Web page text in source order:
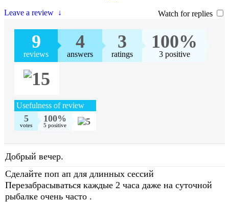
Watch for replies
Leave a review ↓
9
reviews
4
answers
3
ratings
100%
3 positive
Usefulness of review
5
votes
100%
5 positive
Добрый вечер.
Сделайте поп ап для длинных сессий
Перезабрасываться каждые 2 часа даже на суточной
рыбалке очень часто .